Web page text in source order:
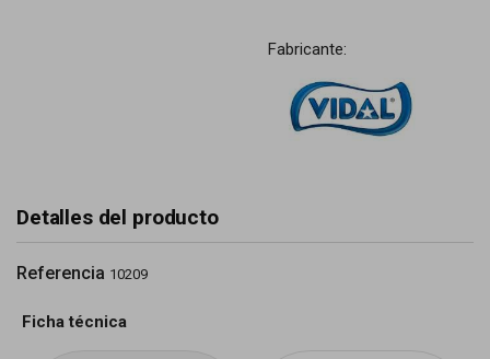
Fabricante:
Detalles del producto
Referencia 10209
Ficha técnica